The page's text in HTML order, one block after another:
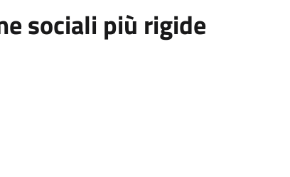
sociali più rigide